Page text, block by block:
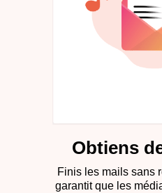
Obtiens
Finis les mails sans
garantit que les